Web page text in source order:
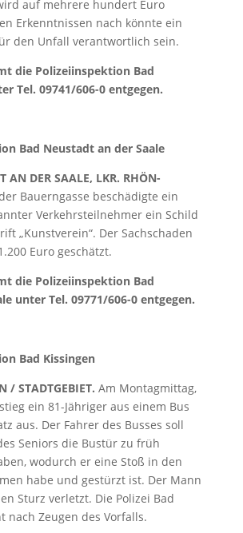
auf mehrere hundert Euro
Erkenntnissen nach könnte ein
den Unfall verantwortlich sein.
die Polizeiinspektion Bad
Tel. 09741/606-0 entgegen.
Bad Neustadt an der Saale
AN DER SAALE, LKR. RHÖN-
Bauerngasse beschädigte ein
Verkehrsteilnehmer ein Schild
„Kunstverein“. Der Sachschaden
Euro geschätzt.
die Polizeiinspektion Bad
unter Tel. 09771/606-0 entgegen.
Bad Kissingen
/ STADTGEBIET. Am Montagmittag,
ein 81-Jähriger aus einem Bus
aus. Der Fahrer des Busses soll
Seniors die Bustür zu früh
wodurch er eine Stoß in den
habe und gestürzt ist. Der Mann
Sturz verletzt. Die Polizei Bad
nach Zeugen des Vorfalls.